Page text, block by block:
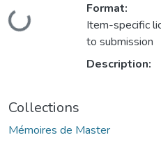
Loading...
Format:
Item-specific
to submission
Description:
Collections
Mémoires de Master